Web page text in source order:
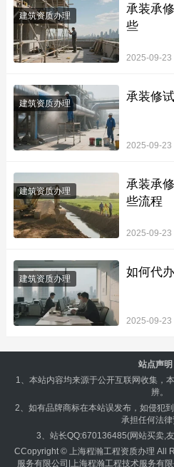
建筑资质办理
承装承
些
2025-09-23
建筑资质办理 承装修
2025-09-23
建筑资质办理
承装承
些流程
2025-09-23
建筑资质办理 如何代
2025-09-23
站点声明
1、本站内容均来源于公开互联网收集，
辨。
2、如有品牌商标在本站误发布，如侵犯
承担任何法律
3、站长QQ:670136485(网站买卖,
CCopyright ©上海程瀚工程资质办理 All
服务有限公司|上海程瀚工程技术服务有